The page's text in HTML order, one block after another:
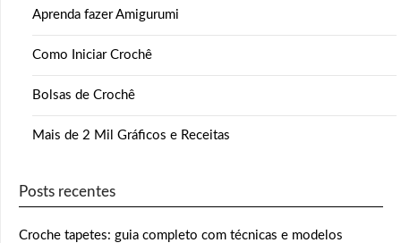
Aprenda fazer Amigurumi
Como Iniciar Crochê
Bolsas de Crochê
Mais de 2 Mil Gráficos e Receitas
Posts recentes
Croche tapetes: guia completo com técnicas e modelos